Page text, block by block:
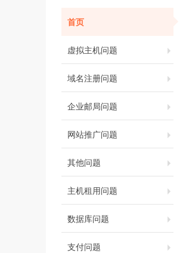
首页
虚拟主机问题
域名注册问题
企业邮局问题
网站推广问题
其他问题
主机租用问题
数据库问题
支付问题